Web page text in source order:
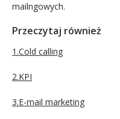
mailngowych.
Przeczytaj również
1.Cold calling
2.KPI
3.E-mail marketing